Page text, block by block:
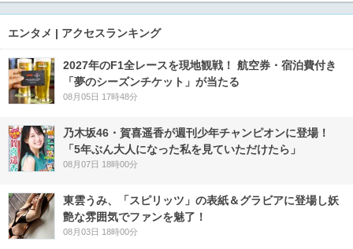
エンタメ | アクセスランキング
2027年のF1全レースを現地観戦！ 航空券・宿泊費付き
「夢のシーズンチケット」が当たる
08月05日 17時48分
乃木坂46・賀喜遥香が週刊少年チャンピオンに登場！
「5年ぶん大人になった私を見ていただけたら」
08月07日 18時00分
東雲うみ、「スピリッツ」の表紙＆グラビアに登場し妖
艶な雰囲気でファンを魅了！
08月03日 18時00分